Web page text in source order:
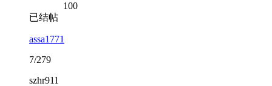
100
已结帖
assa1771
7/279
szhr911